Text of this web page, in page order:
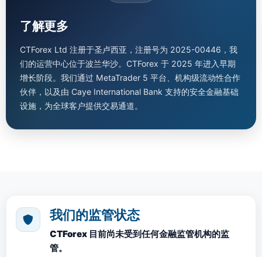
了解更多
CTForex Ltd 注册于圣卢西亚，注册号为 2025-00446，我
们的运营中心位于波兰华沙。CTForex 于 2025 年进入早期
增长阶段。我们通过 MetaTrader 5 平台、机构级流动性合作
伙伴，以及由 Caye International Bank 支持的安全金融基础
设施，为全球客户提供交易通道。
我们的监管状态
CTForex 目前尚未受到任何金融监管机构的监
管。